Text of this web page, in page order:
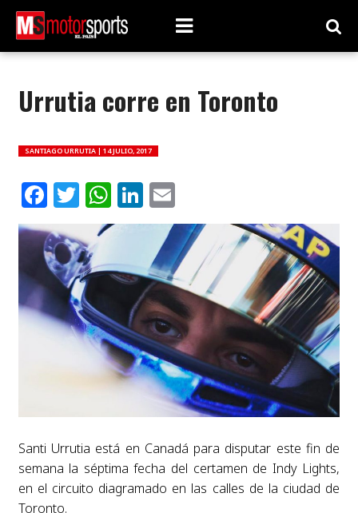
Urrutia corre en Toronto
SANTIAGO URRUTIA | 14 JULIO, 2017
Facebook
Twitter
WhatsApp
LinkedIn
Email
Santi Urrutia está en Canadá para disputar este fin de
semana la séptima fecha del certamen de Indy Lights,
en el circuito diagramado en las calles de la ciudad de
Toronto.